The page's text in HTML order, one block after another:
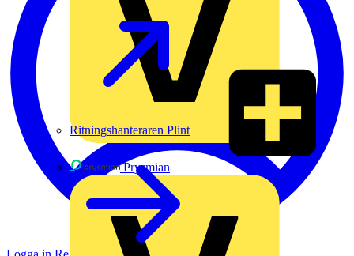
Prysmian
Ritningshanteraren Plint